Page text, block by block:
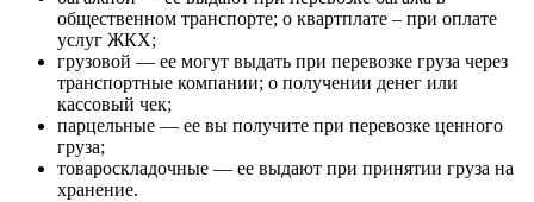
общественном транспорте; о квартплате – при оплате
услуг ЖКХ;
грузовой — ее могут выдать при перевозке груза через
транспортные компании; о получении денег или
кассовый чек;
парцельные — ее вы получите при перевозке ценного
груза;
товароскладочные — ее выдают при принятии груза на
хранение.